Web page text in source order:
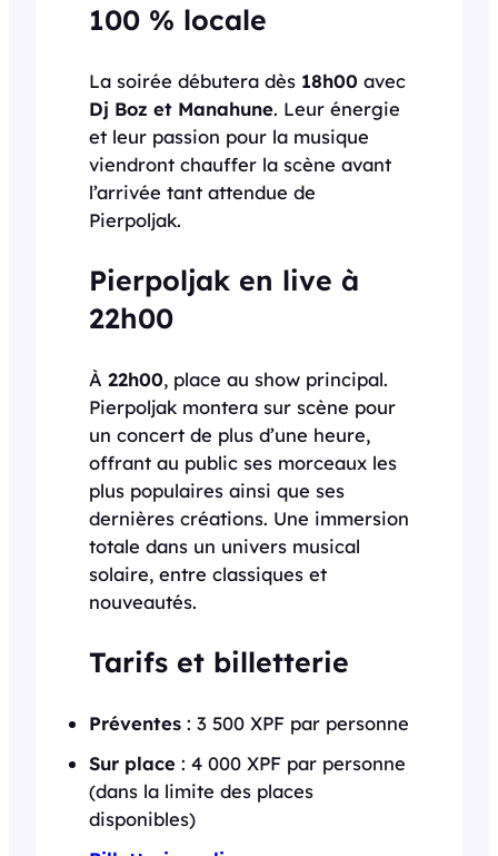
100 % locale
La soirée débutera dès 18h00 avec
Dj Boz et Manahune. Leur énergie
et leur passion pour la musique
viendront chauffer la scène avant
l’arrivée tant attendue de
Pierpoljak.
Pierpoljak en live à
22h00
À 22h00, place au show principal.
Pierpoljak montera sur scène pour
un concert de plus d’une heure,
offrant au public ses morceaux les
plus populaires ainsi que ses
dernières créations. Une immersion
totale dans un univers musical
solaire, entre classiques et
nouveautés.
Tarifs et billetterie
Préventes : 3 500 XPF par personne
Sur place : 4 000 XPF par personne
(dans la limite des places
disponibles)